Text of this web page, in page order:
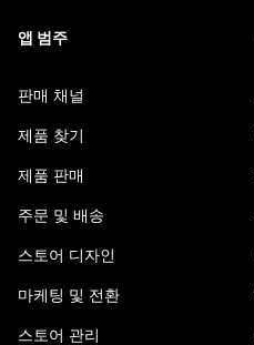
앱 범주
판매 채널
제품 찾기
제품 판매
주문 및 배송
스토어 디자인
마케팅 및 전환
스토어 관리